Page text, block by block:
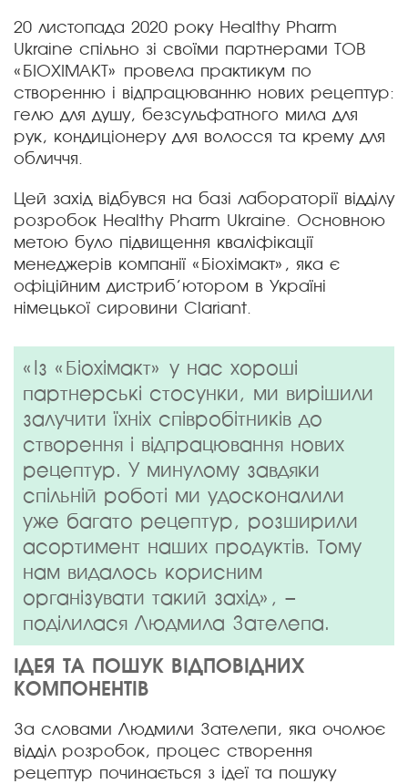
20 листопада 2020 року Healthy Pharm
Ukraine спільно зі своїми партнерами ТОВ
«БІОХІМАКТ» провела практикум по
створенню і відпрацюванню нових рецептур:
гелю для душу, безсульфатного мила для
рук, кондиціонеру для волосся та крему для
обличчя.
Цей захід відбувся на базі лабораторії відділу
розробок Healthy Pharm Ukraine. Основною
метою було підвищення кваліфікації
менеджерів компанії «Біохімакт», яка є
офіційним дистриб’ютором в Україні
німецької сировини Clariant.
«Із «Біохімакт» у нас хороші
партнерські стосунки, ми вирішили
залучити їхніх співробітників до
створення і відпрацювання нових
рецептур. У минулому завдяки
спільній роботі ми удосконалили
уже багато рецептур, розширили
асортимент наших продуктів. Тому
нам видалось корисним
організувати такий захід», –
поділилася Людмила Зателепа.
ІДЕЯ ТА ПОШУК ВІДПОВІДНИХ
КОМПОНЕНТІВ
За словами Людмили Зателепи, яка очолює
відділ розробок, процес створення
рецептур починається з ідеї та пошуку